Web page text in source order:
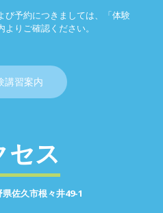
び予約につきましては、「体験
りご確認ください。
講習案内
セス
佐久市根々井49-1